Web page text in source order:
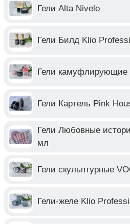
Гели Alta Nivelo
Гели Билд Klio
Гели камуфлирующие
Гели Картель Pink
Гели Любовные
мл
Гели скульптурные
Гели-желе Klio